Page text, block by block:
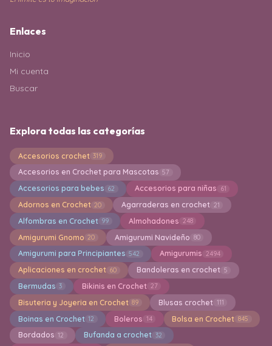
Enlaces
Inicio
Mi cuenta
Buscar
Explora todas las categorías
Accesorios crochet 319
Accesorios en Crochet para Mascotas 57
Accesorios para bebes 62 Accesorios para niñas 61
Adornos en Crochet 20 Agarraderas en crochet 21
Alfombras en Crochet 99 Almohadones 248
Amigurumi Gnomo 20 Amigurumi Navideño 80
Amigurumi para Principiantes 542 Amigurumis 2494
Aplicaciones en crochet 60 Bandoleras en crochet 5
Bermudas 3 Bikinis en Crochet 27
Bisuteria y Joyeria en Crochet 89 Blusas crochet 111
Boinas en Crochet 12 Boleros 14 Bolsa en Crochet 845
Bordados 12 Bufanda a crochet 32